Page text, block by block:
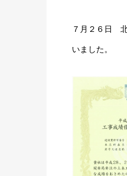
７月２６日
いました。